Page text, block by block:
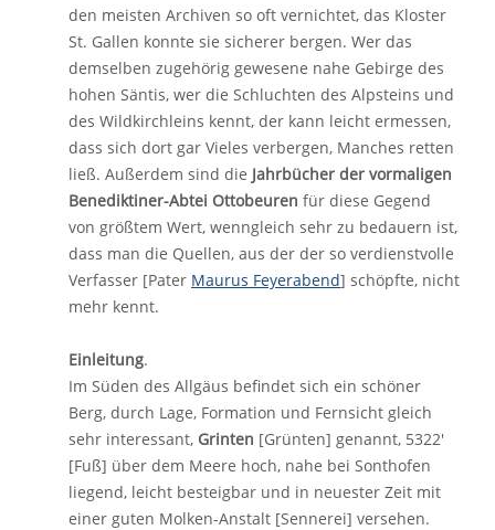
den meisten Archiven so oft vernichtet, das Kloster
St. Gallen konnte sie sicherer bergen. Wer das
demselben zugehörig gewesene nahe Gebirge des
hohen Säntis, wer die Schluchten des Alpsteins und
des Wildkirchleins kennt, der kann leicht ermessen,
dass sich dort gar Vieles verbergen, Manches retten
ließ. Außerdem sind die Jahrbücher der vormaligen
Benediktiner-Abtei Ottobeuren für diese Gegend
von größtem Wert, wenngleich sehr zu bedauern ist,
dass man die Quellen, aus der der so verdienstvolle
Verfasser [Pater Maurus Feyerabend] schöpfte, nicht
mehr kennt.
Einleitung.
Im Süden des Allgäus befindet sich ein schöner
Berg, durch Lage, Formation und Fernsicht gleich
sehr interessant, Grinten [Grünten] genannt, 5322'
[Fuß] über dem Meere hoch, nahe bei Sonthofen
liegend, leicht besteigbar und in neuester Zeit mit
einer guten Molken-Anstalt [Sennerei] versehen.